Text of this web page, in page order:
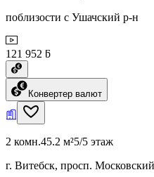
поблизости с Ушачский р-н
121 952 ƃ
Конвертер валют
2 комн.45.2 м²5/5 этаж
г. Витебск, просп.